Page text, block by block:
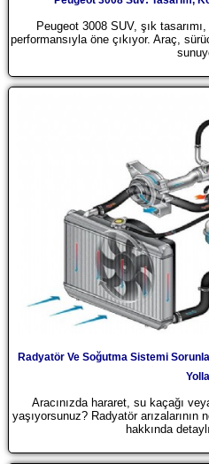
Peugeot 3008 SUV, şık
performansıyla öne çıkıyor. Araç,
Radyatör Ve Soğutma Sistemi
Aracınızda hararet, su kaçağı
yaşıyorsunuz? Radyatör
hakkında